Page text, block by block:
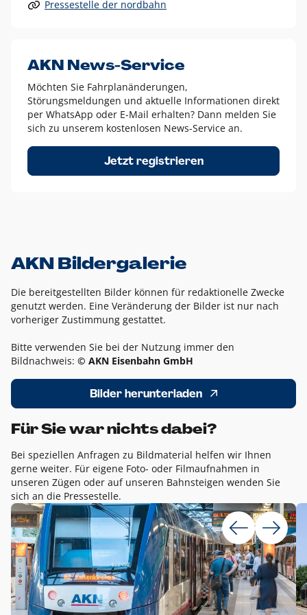
Alle anderen Logo-Varianten dürfen nur in Ausnahmefällen
Diese Ausnahmen sind zum Beispiel:
dem AKN Blau,
weißes Logo auf Fotohintergründen,
schwarzes Logo für reine Schwarz-Weiß-Umsetzungen
Um das Logo herum muss ein Schutzraum von jeweils einer
Höhe bzw. Breite des N aus AKN in alle Richtungen
Pressestelle der nordbahn
AKN News-Service
Möchten Sie Fahrplanänderungen,
Störungsmeldungen und aktuelle Informationen direkt
per WhatsApp oder E-Mail erhalten? Dann melden Sie
sich zu unserem kostenlosen News-Service an.
Jetzt registrieren
AKN Bildergalerie
Die bereitgestellten Bilder können für redaktionelle Zwecke
genutzt werden. Eine Veränderung der Bilder ist nur nach
vorheriger Zustimmung gestattet.
Bitte verwenden Sie bei der Nutzung immer den
Bildnachweis: © AKN Eisenbahn GmbH
Bilder herunterladen
Für Sie war nichts dabei?
Bei speziellen Anfragen zu Bildmaterial helfen wir Ihnen
gerne weiter. Für eigene Foto- oder Filmaufnahmen in
unseren Zügen oder auf unseren Bahnsteigen wenden Sie
sich an die Pressestelle.